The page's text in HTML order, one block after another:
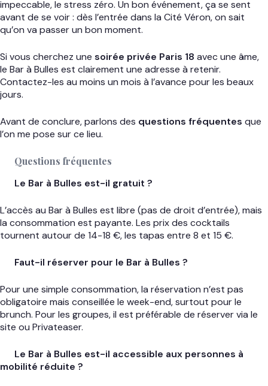
impeccable, le stress zéro. Un bon événement, ça se sent
avant de se voir : dès l’entrée dans la Cité Véron, on sait
qu’on va passer un bon moment.
Si vous cherchez une soirée privée Paris 18 avec une âme,
le Bar à Bulles est clairement une adresse à retenir.
Contactez-les au moins un mois à l’avance pour les beaux
jours.
Avant de conclure, parlons des questions fréquentes que
l’on me pose sur ce lieu.
Questions fréquentes
Le Bar à Bulles est-il gratuit ?
L’accès au Bar à Bulles est libre (pas de droit d’entrée), mais
la consommation est payante. Les prix des cocktails
tournent autour de 14-18 €, les tapas entre 8 et 15 €.
Faut-il réserver pour le Bar à Bulles ?
Pour une simple consommation, la réservation n’est pas
obligatoire mais conseillée le week-end, surtout pour le
brunch. Pour les groupes, il est préférable de réserver via le
site ou Privateaser.
Le Bar à Bulles est-il accessible aux personnes à
mobilité réduite ?